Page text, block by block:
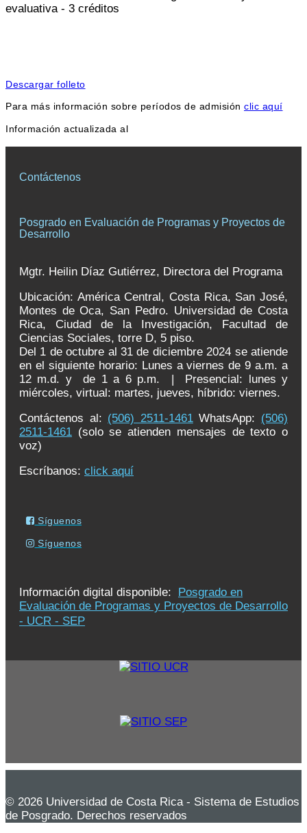
evaluativa - 3 créditos
Descargar folleto
Para más información sobre períodos de admisión clic aquí
Información actualizada al
Contáctenos
Posgrado en Evaluación de Programas y Proyectos de
Desarrollo
Mgtr. Heilin Díaz Gutiérrez, Directora del Programa
Ubicación: América Central, Costa Rica, San José,
Montes de Oca, San Pedro. Universidad de Costa
Rica, Ciudad de la Investigación, Facultad de
Ciencias Sociales, torre D, 5 piso.
Del 1 de octubre al 31 de diciembre 2024 se atiende
en el siguiente horario: Lunes a viernes de 9 a.m. a
12 m.d. y de 1 a 6 p.m. | Presencial: lunes y
miércoles, virtual: martes, jueves, híbrido: viernes.
Contáctenos al: (506) 2511-1461WhatsApp: (506)
2511-1461 (solo se atienden mensajes de texto o
voz)
Escríbanos: click aquí
Síguenos
Síguenos
Información digital disponible:
Posgrado en
Evaluación de Programas y Proyectos de Desarrollo
- UCR - SEP
© 2026 Universidad de Costa Rica - Sistema de Estudios
de Posgrado. Derechos reservados